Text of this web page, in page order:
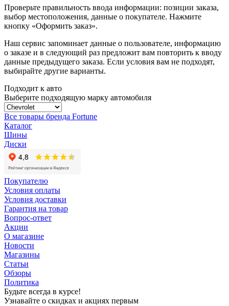
Проверьте правильность ввода информации: позиции заказа,
выбор местоположения, данные о покупателе. Нажмите
кнопку «Оформить заказ».
Наш сервис запоминает данные о пользователе, информацию
о заказе и в следующий раз предложит вам повторить к вводу
данные предыдущего заказа. Если условия вам не подходят,
выбирайте другие варианты.
Подходит к авто
Выберите подходящую марку автомобиля
Все товары бренда Fortune
Каталог
Шины
Диски
Покупателю
Условия оплаты
Условия доставки
Гарантия на товар
Вопрос-ответ
Акции
О магазине
Новости
Магазины
Статьи
Обзоры
Политика
Будьте всегда в курсе!
Узнавайте о скидках и акциях первым